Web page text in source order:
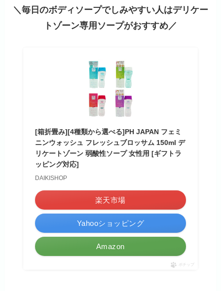
＼毎日のボディソープでしみやすい人はデリケー
トゾーン専用ソープがおすすめ／
[箱折畳み][4種類から選べる]PH JAPAN フェミ
ニンウォッシュ フレッシュブロッサム 150ml デ
リケートゾーン 弱酸性ソープ 女性用 [ギフトラ
ッピング対応]
DAIKISHOP
楽天市場
Yahooショッピング
Amazon
ポチップ